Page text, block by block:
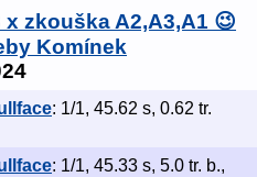
zkouška A2,A3,A1 😉
Komínek
: 1/1, 45.62 s, 0.62 tr.
: 1/1, 45.33 s, 5.0 tr. b.,